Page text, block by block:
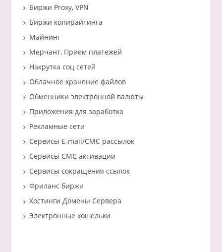
Биржи Proxy, VPN
Биржи копирайтинга
Майнинг
Мерчант, Прием платежей
Накрутка соц сетей
Облачное хранение файлов
Обменники электронной валюты
Приложения для заработка
Рекламные сети
Сервисы E-mail/СМС рассылок
Сервисы СМС активации
Сервисы сокращения ссылок
Фриланс биржи
Хостинги Домены Сервера
Электронные кошельки